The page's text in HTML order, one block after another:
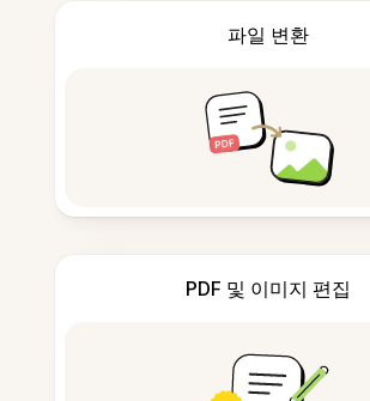
파일 변환
PDF 및 이미지 편집